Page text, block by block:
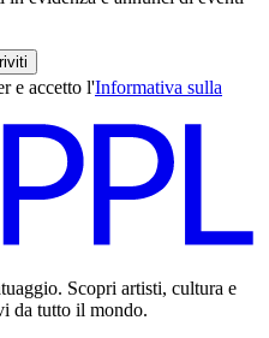
e accetto l'Informativa sulla
Scopri artisti, cultura e
da tutto il mondo.